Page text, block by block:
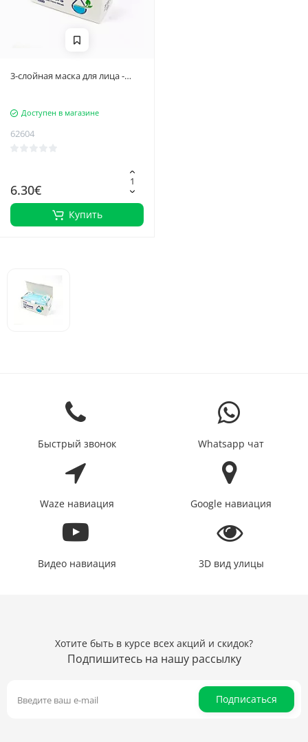
3-слойная маска для лица -
универсальный размер,
удобная и регулируемая,
Доступен в магазине
62604
6.30€
Купить
Быстрый звонок Whatsapp чат
Waze навиация Google навиация
Видео навиация 3D вид улицы
Хотите быть в курсе всех акций и скидок?
Подпишитесь на нашу рассылку
Подписаться